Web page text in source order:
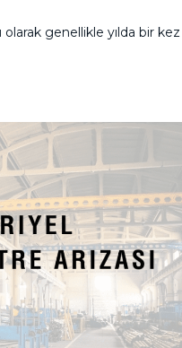
genellikle yılda bir